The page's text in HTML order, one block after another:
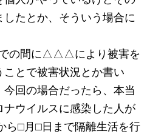
たとか、そういう場合に
での間に△△△により被害を
とで被害状況とか書い
回の場合だったら、本当
ウイルスに感染した人が
ら□月□日まで隔離生活を行